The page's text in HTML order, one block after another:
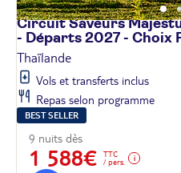
Circuit Saveurs
- Départs 2027 - Choix
Thaïlande
Vols et transferts inclus
Repas selon programme
BEST SELLER
9 nuits dès
1 588€
TTC
/ pers.